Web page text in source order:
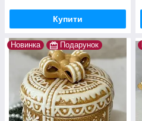
Купити
Новинка Подарунок